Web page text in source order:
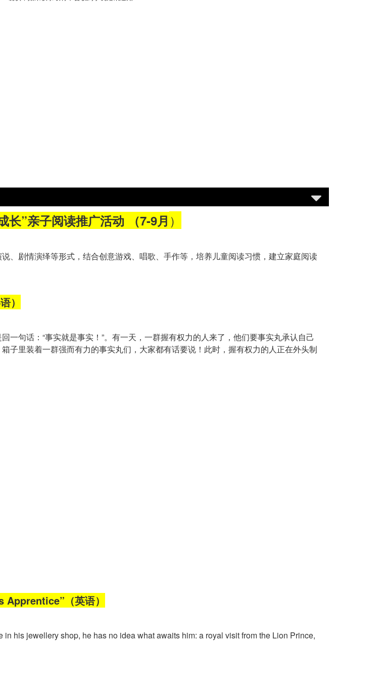
长”亲子阅读推广活动 （7-9月 ）
、剧情演绎等形式，结合创意游戏、唱歌、手作等，培养儿童阅读习惯，建立家庭阅读
）
一句话：“事实就是事实！”。有一天，一群握有权力的人来了，他们要事实丸承认自己
子里装着一群强而有力的事实丸们，大家都有话要说！此时，握有权力的人正在外头制
（英语）
his jewellery shop, he has no idea what awaits him: a royal visit from the Lion Prince,